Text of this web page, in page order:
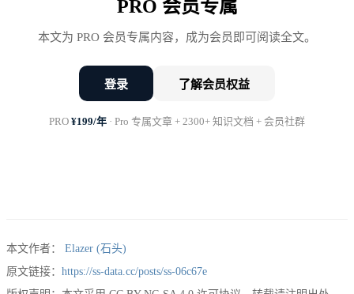
它是 AI 时代的数据说明书。
PRO 会员专属
本文为 PRO 会员专属内容，成为会员即可阅读全文。
登录 了解会员权益
PRO ¥199/年 · Pro 专属文章 + 2300+ 知识文档 + 会员社群
本文作者：
Elazer (石头)
原文链接： https://ss-data.cc/posts/ss-06c67e